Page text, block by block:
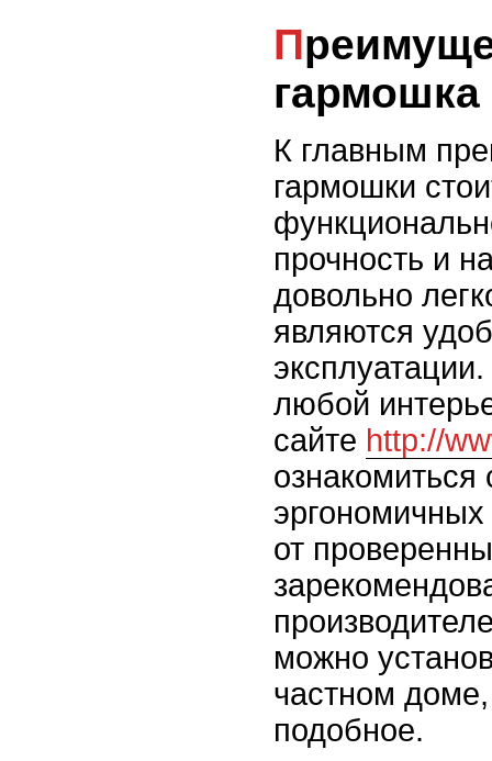
Преимущества дверей
гармошка
К главным
гармошки
прочность и
довольно
являются
любой
сайте http://
от
можно
частном
подобное.